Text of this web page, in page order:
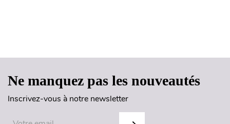
Ne manquez pas les nouveautés
Inscrivez-vous à notre newsletter